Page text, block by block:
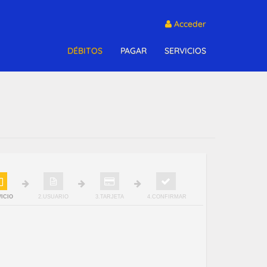
Acceder
DÉBITOS PAGAR SERVICIOS
2.USUARIO 3.TARJETA 4.CONFIRMAR